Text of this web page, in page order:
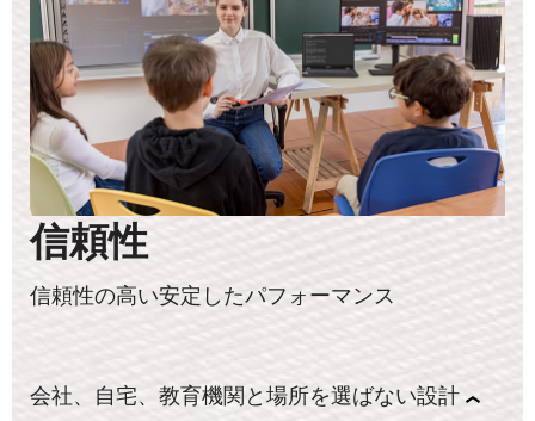
信頼性
信頼性の高い安定したパフォーマンス
会社、自宅、教育機関と場所を選ばない設計